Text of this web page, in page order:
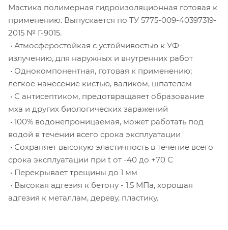
Мастика полимерная гидроизоляционная готовая к
применению. Выпускается по ТУ 5775-009-40397319-
2015 № Г-9015.
• Атмосферостойкая с устойчивостью к УФ-
излучению, для наружных и внутренних работ
• Однокомпонентная, готовая к применению;
легкое нанесение кистью, валиком, шпателем
• С антисептиком, предотвращаяет образование
мха и других биологических заражений
• 100% водонепроницаемая, может работать под
водой в течении всего срока эксплуатации
• Сохраняет высокую эластичность в течение всего
срока эксплуатации при t от -40 до +70 С
• Перекрывает трещины до 1 мм
• Высокая адгезия к бетону - 1,5 МПа, хорошая
адгезия к металлам, дереву, пластику.